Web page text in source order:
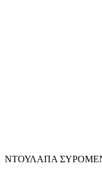
ΝΤΟΥΛΑΠΑ